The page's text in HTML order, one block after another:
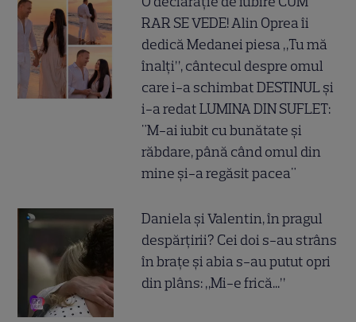
RAR SE VEDE! Alin Oprea îi
dedică Medanei piesa „Tu mă
înalți”, cântecul despre omul
care i-a schimbat DESTINUL și
i-a redat LUMINA DIN SUFLET:
"M-ai iubit cu bunătate și
răbdare, până când omul din
mine și-a regăsit pacea"
Daniela și Valentin, în pragul
despărțirii? Cei doi s-au strâns
în brațe și abia s-au putut opri
din plâns: „Mi-e frică...”